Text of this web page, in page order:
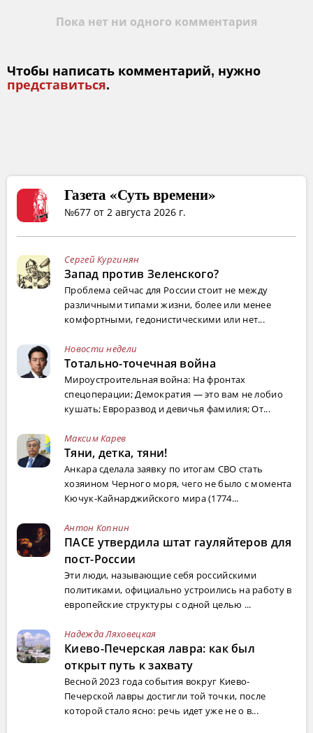
Пока нет ни одного комментария
Чтобы написать комментарий, нужно
представиться.
Газета «Суть времени»
№677 от 2 августа 2026 г.
Сергей Кургинян
Запад против Зеленского?
Проблема сейчас для России стоит не между
различными типами жизни, более или менее
комфортными, гедонистическими или нет...
Новости недели
Тотально-точечная война
Мироустроительная война: На фронтах
спецоперации; Демократия — это вам не лобио
кушать; Евроразвод и девичья фамилия; От...
Максим Карев
Тяни, детка, тяни!
Анкара сделала заявку по итогам СВО стать
хозяином Черного моря, чего не было с момента
Кючук-Кайнарджийского мира (1774...
Антон Копнин
ПАСЕ утвердила штат гауляйтеров для
пост-России
Эти люди, называющие себя российскими
политиками, официально устроились на работу в
европейские структуры с одной целью ...
Надежда Ляховецкая
Киево-Печерская лавра: как был
открыт путь к захвату
Весной 2023 года события вокруг Киево-
Печерской лавры достигли той точки, после
которой стало ясно: речь идет уже не о в...